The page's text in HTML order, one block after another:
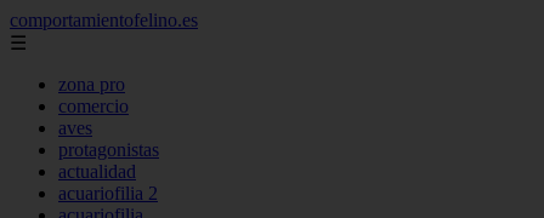
comportamientofelino.es
☰
zona pro
comercio
aves
protagonistas
actualidad
acuariofilia 2